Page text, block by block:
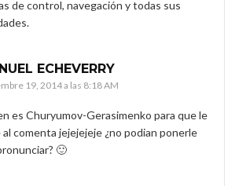
de control, navegación y todas sus
ECHEVERRY
19, 2014 a las 8:18 AM
es Churyumov-Gerasimenko para que le
comenta jejejejeje ¿no podian ponerle
🙂